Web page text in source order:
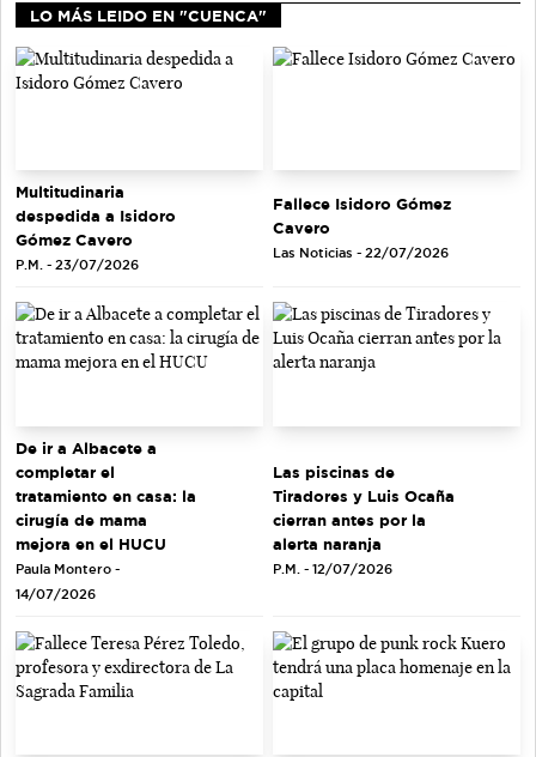
LO MÁS LEIDO EN "CUENCA"
Multitudinaria
despedida a Isidoro
Gómez Cavero
P.M. - 23/07/2026
Fallece Isidoro Gómez
Cavero
Las Noticias - 22/07/2026
De ir a Albacete a
completar el
tratamiento en casa: la
cirugía de mama
mejora en el HUCU
Paula Montero -
14/07/2026
Las piscinas de
Tiradores y Luis Ocaña
cierran antes por la
alerta naranja
P.M. - 12/07/2026